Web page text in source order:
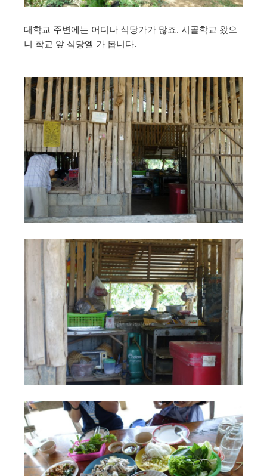
대학교 주변에는 어디나 식당가가 많죠. 시골학교 왔으
니 학교 앞 식당엘 가 봅니다.